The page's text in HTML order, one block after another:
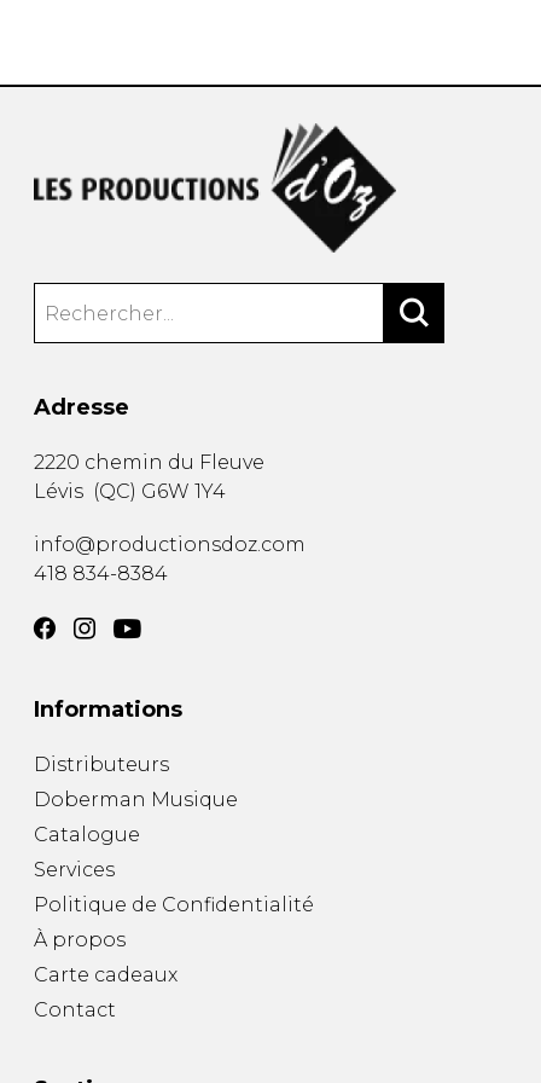
Adresse
2220 chemin du Fleuve
Lévis (QC) G6W 1Y4
info@productionsdoz.com
418 834-8384
Informations
Distributeurs
Doberman Musique
Catalogue
Services
Politique de Confidentialité
À propos
Carte cadeaux
Contact